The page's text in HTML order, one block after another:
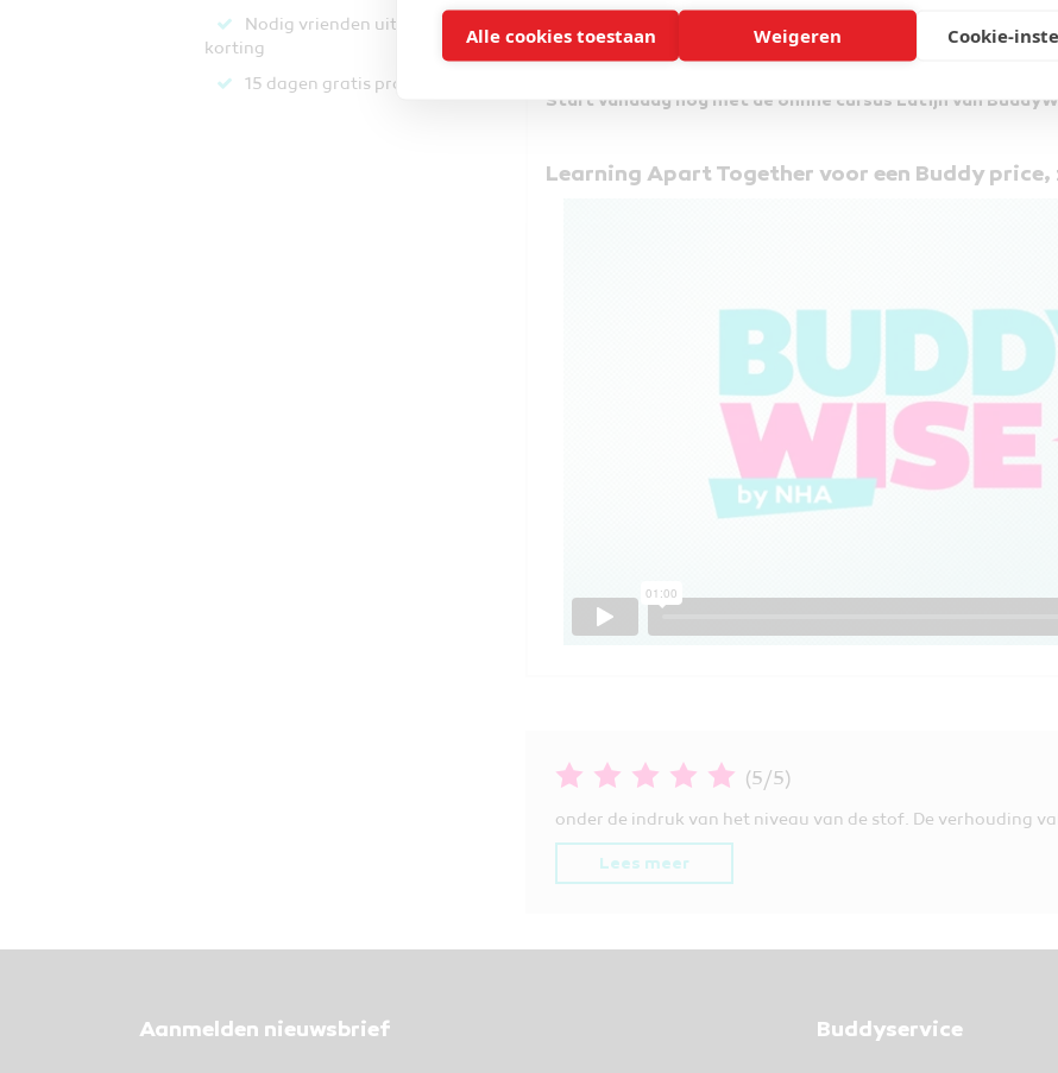
Alle cookies toestaan Weigeren Cookie-
Nodig vrienden uit & krijg
korting
15 dagen gratis proberen
Boost je CV
Handig voor verschillende vakgebieden
Ontdek de Romeinse geschiedenis
Start vandaag nog met de online cursus Latijn van
Learning Apart Together voor een Buddy price,
(5/5)
onder de indruk van het niveau van de stof. De verhouding
Lees meer
Aanmelden nieuwsbrief Buddyservice